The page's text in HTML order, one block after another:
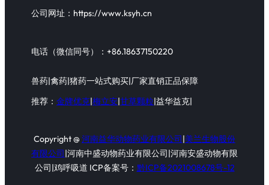
公司网址：https://www.ksyh.cn
电话（微信同号）：+86.18637150220
兽药|禽药|猪药一站式购买|厂家直销正品保障
推荐： 金牌优克 梅立安 甘草颗粒 |益华益克|
Copyright @ 河南益华动物药业有限公司|美兰生物股份
有限公司|河南中盛动物药业有限公司|河南安盛动物有限
公司|鸡呼吸道 ICP备案号： 黔ICP备2021008678号-12